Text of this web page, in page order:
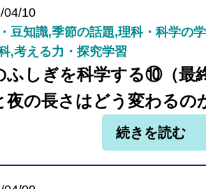
04/10
豆知識,季節の話題,理科・科学の
,考える力・探究学習
ふしぎを科学する⑩（最
夜の長さはどう変わるの
続きを読む